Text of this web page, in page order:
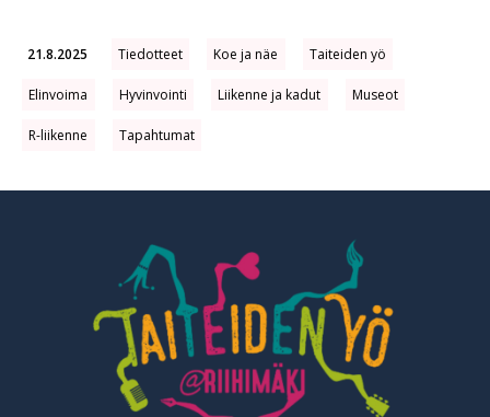
21.8.2025 Tiedotteet Koe ja näe Taiteiden yö
Elinvoima Hyvinvointi Liikenne ja kadut Museot
R-liikenne Tapahtumat